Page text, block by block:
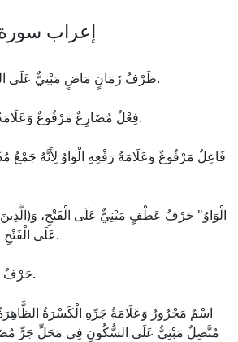
إعراب سورة
ظَرْفُ زَمَانٍ مَاضٍ مَبْنِيٌّ عَلَى السُّكُونِ فِي مَحَلِّ نَصْبٍ.
فِعْلٌ مُضَارِعٌ مَرْفُوعٌ وَعَلَامَةُ رَفْعِهِ الضَّمَّةُ الظَّاهِرَةُ.
فَاعِلٌ مَرْفُوعٌ وَعَلَامَةُ رَفْعِهِ الْوَاوُ لِأَنَّهُ جَمْعُ
الْوَاوُ" حَرْفُ عَطْفٍ مَبْنِيٌّ عَلَى الْفَتْحِ، وَ(الَّذِينَ
عَلَى الْفَتْحِ فِي مَحَلِّ رَفْعٍ مَعْطُوفٌ.
حَرْفُ جَرٍّ مَبْنِيٌّ عَلَى السُّكُونِ.
اسْمٌ مَجْرُورٌ وَعَلَامَةُ جَرِّهِ الْكَسْرَةُ
مُتَّصِلٌ مَبْنِيٌّ عَلَى السُّكُونِ فِي مَحَلِّ جَرٍّ